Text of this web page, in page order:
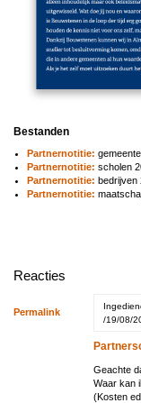
Bestanden
Partnernotitie:
Partnernotitie: scholen
Partnernotitie: bedrijven
Partnernotitie:
Reacties
Permalink
/19/08/
Geachte
Waar kan
(Kosten